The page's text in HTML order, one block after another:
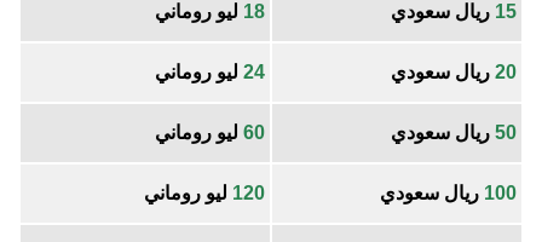
15 ريال سعودي 18 ليو روماني
20 ريال سعودي 24 ليو روماني
50 ريال سعودي 60 ليو روماني
100 ريال سعودي 120 ليو روماني